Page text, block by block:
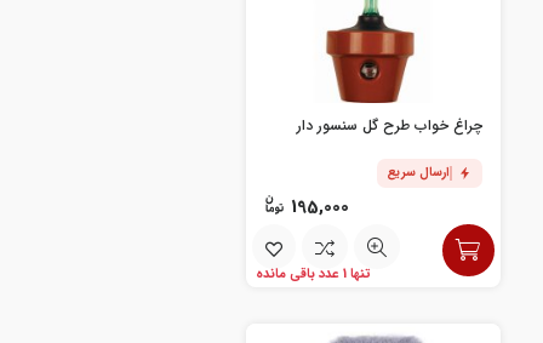
چراغ خواب طرح گل سنسور دار
ارسال سریع
195,000
تنها 1 عدد باقی مانده